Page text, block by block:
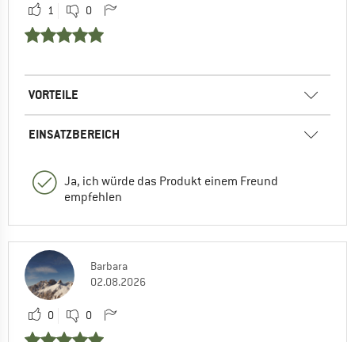
1 0
VORTEILE
EINSATZBEREICH
Ja, ich würde das Produkt einem Freund
empfehlen
Barbara
02.08.2026
0 0